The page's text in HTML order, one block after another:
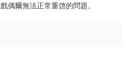
偶爾無法正常重啓的問題。